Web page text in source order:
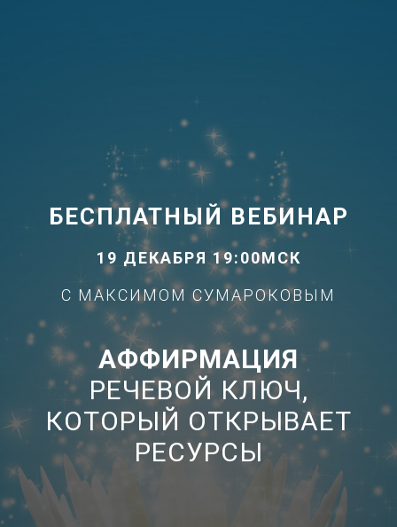
БЕСПЛАТНЫЙ ВЕБИНАР
19 ДЕКАБРЯ 19:00МСК
С МАКСИМОМ СУМАРОКОВЫМ
АФФИРМАЦИЯ
РЕЧЕВОЙ КЛЮЧ,
КОТОРЫЙ ОТКРЫВАЕТ
РЕСУРСЫ